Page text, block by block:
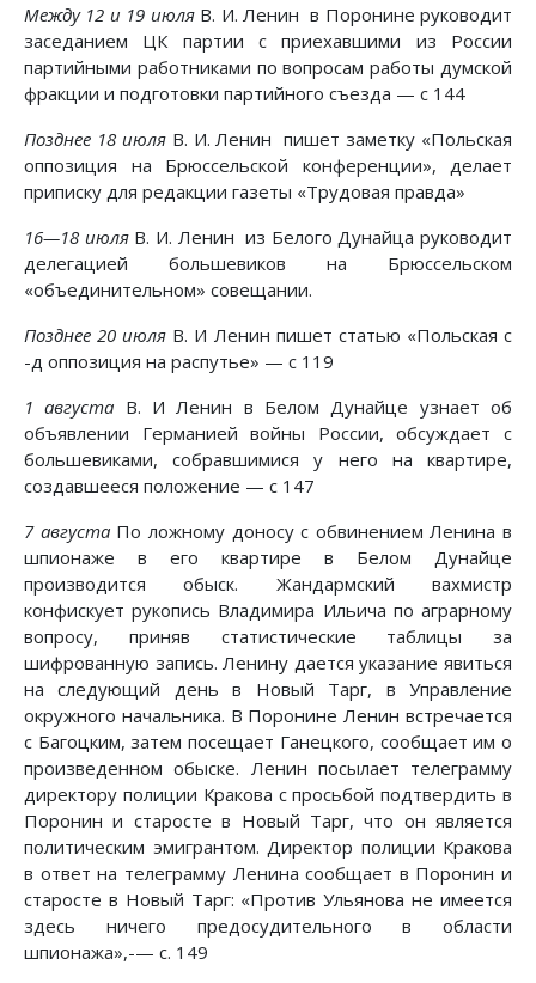
Между 12 и 19 июля В. И. Ленин в Поронине руководит
заседанием ЦК партии с приехавшими из России
партийными работниками по вопросам работы думской
фракции и подготовки партийного съезда — с 144
Позднее 18 июля В. И. Ленин пишет заметку «Польская
оппозиция на Брюссельской конференции», делает
приписку для редакции газеты «Трудовая правда»
16—18 июля В. И. Ленин из Белого Дунайца руководит
делегацией большевиков на Брюссельском
«объединительном» совещании.
Позднее 20 июля В. И Ленин пишет статью «Польская с
-д оппозиция на распутье» — с 119
1 августа В. И Ленин в Белом Дунайце узнает об
объявлении Германией войны России, обсуждает с
большевиками, собравшимися у него на квартире,
создавшееся положение — с 147
7 августа По ложному доносу с обвинением Ленина в
шпионаже в его квартире в Белом Дунайце
производится обыск. Жандармский вахмистр
конфискует рукопись Владимира Ильича по аграрному
вопросу, приняв статистические таблицы за
шифрованную запись. Ленину дается указание явиться
на следующий день в Новый Тарг, в Управление
окружного начальника. В Поронине Ленин встречается
с Багоцким, затем посещает Ганецкого, сообщает им о
произведенном обыске. Ленин посылает телеграмму
директору полиции Кракова с просьбой подтвердить в
Поронин и старосте в Новый Тарг, что он является
политическим эмигрантом. Директор полиции Кракова
в ответ на телеграмму Ленина сообщает в Поронин и
старосте в Новый Тарг: «Против Ульянова не имеется
здесь ничего предосудительного в области
шпионажа»,-— с. 149